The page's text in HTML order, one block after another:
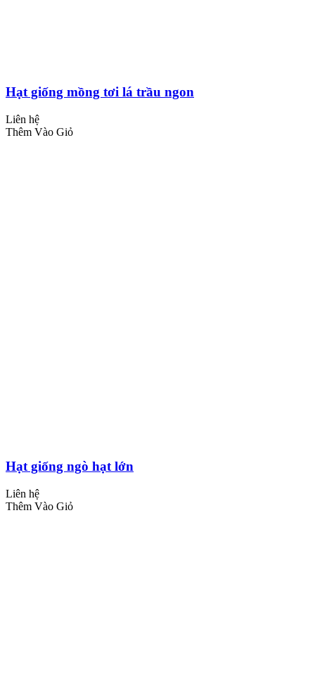
Hạt giống mồng tơi lá trầu ngon
Liên hệ
Thêm Vào Giỏ
Hạt giống ngò hạt lớn
Liên hệ
Thêm Vào Giỏ